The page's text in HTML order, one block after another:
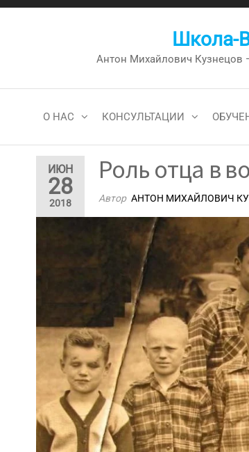
Перейти
Школа-
Антон Михайлович Кузнецов
О НАС КОНСУЛЬТАЦИИ
ИЮН
28
2018
Роль отца в
Автор АНТОН МИХАЙЛОВИЧ